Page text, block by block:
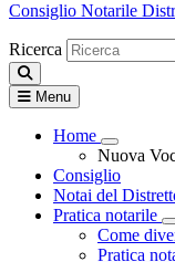
Consiglio Notarile
Ricerca
Menu
Home
Nuova
Consiglio
Notai del
Pratica notarile
Come
Pratica